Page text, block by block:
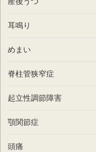
耳鳴り
めまい
脊柱管狭窄症
起立性調節障害
顎関節症
頭痛